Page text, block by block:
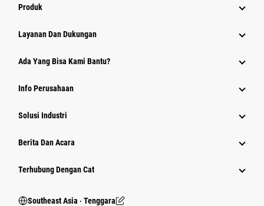
Produk
Layanan Dan Dukungan
Ada Yang Bisa Kami Bantu?
Info Perusahaan
Solusi Industri
Berita Dan Acara
Terhubung Dengan Cat
Southeast Asia ‧ Tenggara